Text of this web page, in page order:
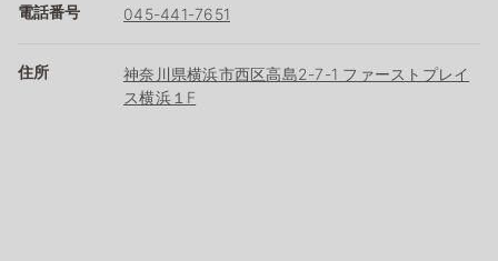
電話番号 045-441-7651
住所
神奈川県横浜市西区高島2-7-1 ファーストプレイ
ス横浜１F